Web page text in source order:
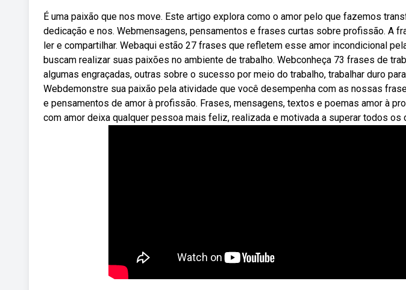
É uma paixão que nos move. Este artigo explora como o amor pelo que fazemos
dedicação e nos. Webmensagens, pensamentos e frases curtas sobre profissão. A
ler e compartilhar. Webaqui estão 27 frases que refletem esse amor incondicional
buscam realizar suas paixões no ambiente de trabalho. Webconheça 73 frases de
algumas engraçadas, outras sobre o sucesso por meio do trabalho, trabalhar duro
Webdemonstre sua paixão pela atividade que você desempenha com as nossas
e pensamentos de amor à profissão. Frases, mensagens, textos e poemas amor à
com amor deixa qualquer pessoa mais feliz, realizada e motivada a superar todos os